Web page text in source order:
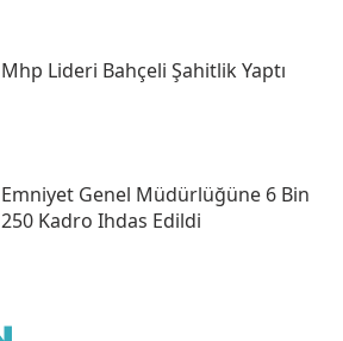
Mhp Lideri Bahçeli Şahitlik Yaptı
Emniyet Genel Müdürlüğüne 6 Bin
250 Kadro Ihdas Edildi